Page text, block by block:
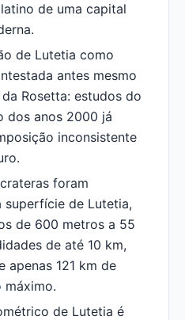
de uma capital
de Lutetia como
antes mesmo
Rosetta: estudos do
dos anos 2000 já
inconsistente
foram
superfície de Lutetia,
de 600 metros a 55
de até 10 km,
apenas 121 km de
máximo.
de Lutetia é